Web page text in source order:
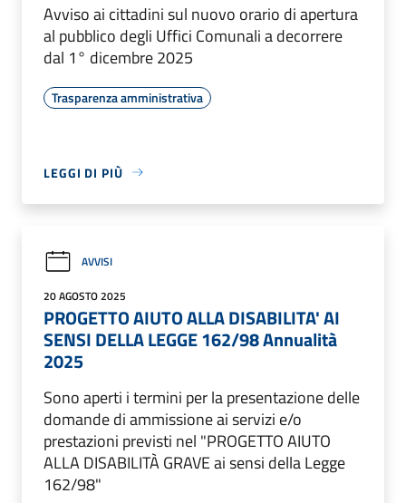
Avviso ai cittadini sul nuovo orario di apertura
al pubblico degli Uffici Comunali a decorrere
dal 1° dicembre 2025
Trasparenza amministrativa
LEGGI DI PIÙ
AVVISI
20 AGOSTO 2025
PROGETTO AIUTO ALLA DISABILITA' AI
SENSI DELLA LEGGE 162/98 Annualità
2025
Sono aperti i termini per la presentazione delle
domande di ammissione ai servizi e/o
prestazioni previsti nel "PROGETTO AIUTO
ALLA DISABILITÀ GRAVE ai sensi della Legge
162/98"